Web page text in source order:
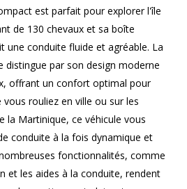
est parfait pour explorer l'île
de 130 chevaux et sa boîte
une conduite fluide et agréable. La
distingue par son design moderne
offrant un confort optimal pour
rouliez en ville ou sur les
la Martinique, ce véhicule vous
conduite à la fois dynamique et
fonctionnalités, comme
et les aides à la conduite, rendent